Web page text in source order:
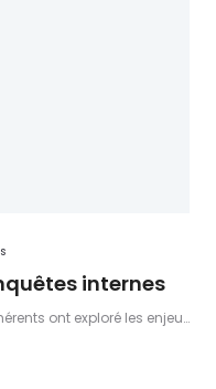
internes
ont exploré les enjeux
Synthèse des
pour approfondir le